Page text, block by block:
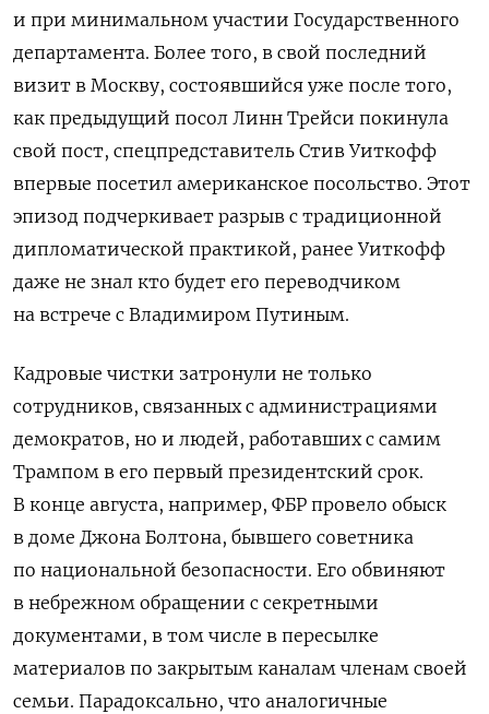
и при минимальном участии Государственного
департамента. Более того, в свой последний
визит в Москву, состоявшийся уже после того,
как предыдущий посол Линн Трейси покинула
свой пост, спецпредставитель Стив Уиткофф
впервые посетил американское посольство. Этот
эпизод подчеркивает разрыв с традиционной
дипломатической практикой, ранее Уиткофф
даже не знал кто будет его переводчиком
на встрече с Владимиром Путиным.
Кадровые чистки затронули не только
сотрудников, связанных с администрациями
демократов, но и людей, работавших с самим
Трампом в его первый президентский срок.
В конце августа, например, ФБР провело обыск
в доме Джона Болтона, бывшего советника
по национальной безопасности. Его обвиняют
в небрежном обращении с секретными
документами, в том числе в пересылке
материалов по закрытым каналам членам своей
семьи. Парадоксально, что аналогичные